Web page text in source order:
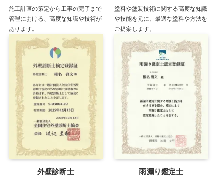
施工計画の策定から工事の完了まで
管理における、高度な知識や技術が
あります。
塗料や塗装技術に関する高度な知識
や技能を元に、最適な塗料や方法を
ご提案します。
外壁診断士 雨漏り鑑定士